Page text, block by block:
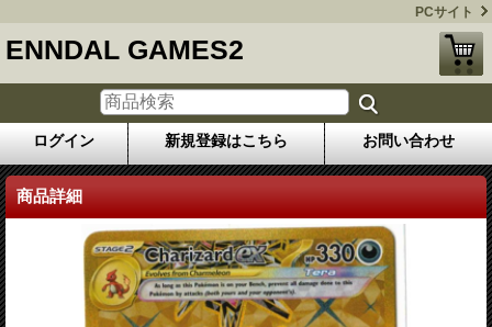
PCサイト
ENNDAL GAMES2
ログイン 新規登録はこちら お問い合わせ
商品詳細